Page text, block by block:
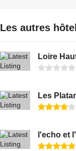
Les autres
Loire
Les
l'echo et